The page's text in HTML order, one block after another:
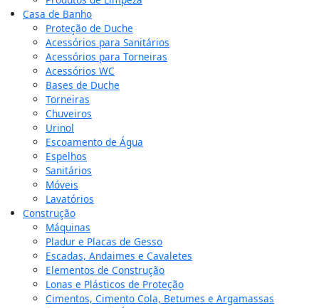
Casa de Banho
Proteção de Duche
Acessórios para Sanitários
Acessórios para Torneiras
Acessórios WC
Bases de Duche
Torneiras
Chuveiros
Urinol
Escoamento de Água
Espelhos
Sanitários
Móveis
Lavatórios
Construção
Máquinas
Pladur e Placas de Gesso
Escadas, Andaimes e Cavaletes
Elementos de Construção
Lonas e Plásticos de Proteção
Cimentos, Cimento Cola, Betumes e Argamassas